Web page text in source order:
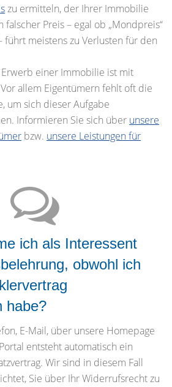
zu ermitteln, der Ihrer Immobilie
Preis – egal ob „Mondpreis“
führt meistens zu Verlusten für den
einer Immobilie ist mit
allem Eigentümern fehlt oft die
um sich dieser Aufgabe
Informieren Sie sich über unsere
bzw. unsere Leistungen für
ich als Interessent
obwohl ich
habe?
E-Mail, über unsere Homepage
entsteht automatisch ein
Wir sind in diesem Fall
Sie über Ihr Widerrufsrecht zu